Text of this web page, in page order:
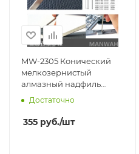
MW-2305 Конический
мелкозернистый
алмазный надфиль
400#(начало 0.3
Ширина 4mm) ManWah
Достаточно
355 руб./шт